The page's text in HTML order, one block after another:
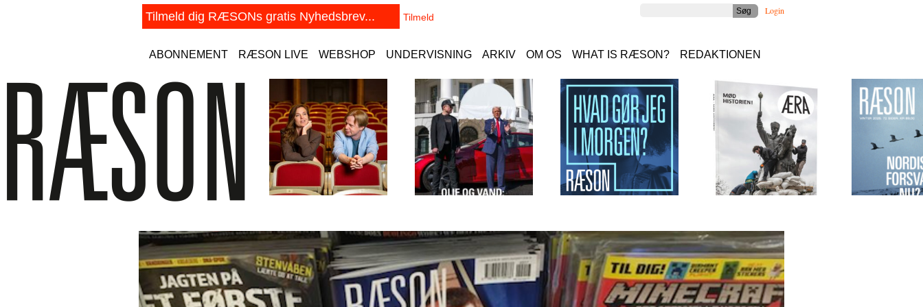
Login
ABONNEMENT RÆSON LIVE WEBSHOP UNDERVISNING ARKIV OM OS WHAT IS RÆSON? REDAKTIONEN